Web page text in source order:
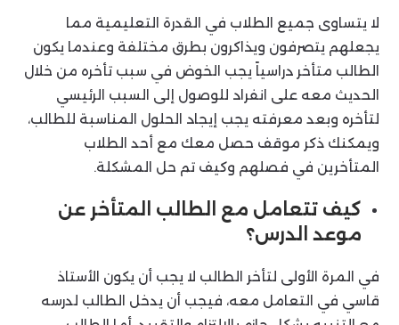
لا يتساوى جميع الطلاب في القدرة التعليمية مما
يجعلهم يتصرفون ويذاكرون بطرق مختلفة وعندما يكون
الطالب متأخر دراسياً يجب الخوض في سبب تأخره من خلال
الحديث معه على انفراد للوصول إلى السبب الرئيسي
لتأخره وبعد معرفته يجب إيجاد الحلول المناسبة للطالب،
ويمكنك ذكر موقف حصل معك مع أحد الطلاب
المتأخرين في فصلهم وكيف تم حل المشكلة.
كيف تتعامل مع الطالب المتأخر عن
موعد الدرس؟
في المرة الأولى لتأخر الطالب لا يجب أن يكون الأستاذ
قاسي في التعامل معه، فيجب أن يدخل الطالب لدرسه